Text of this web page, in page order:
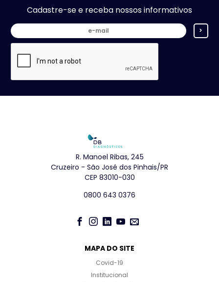
Cadastre-se e receba nossos informativos
>
R. Manoel Ribas, 245
Cruzeiro - São José dos Pinhais/PR
CEP 83010-030
0800 643 0376
MAPA DO SITE
Covid-19
Institucional